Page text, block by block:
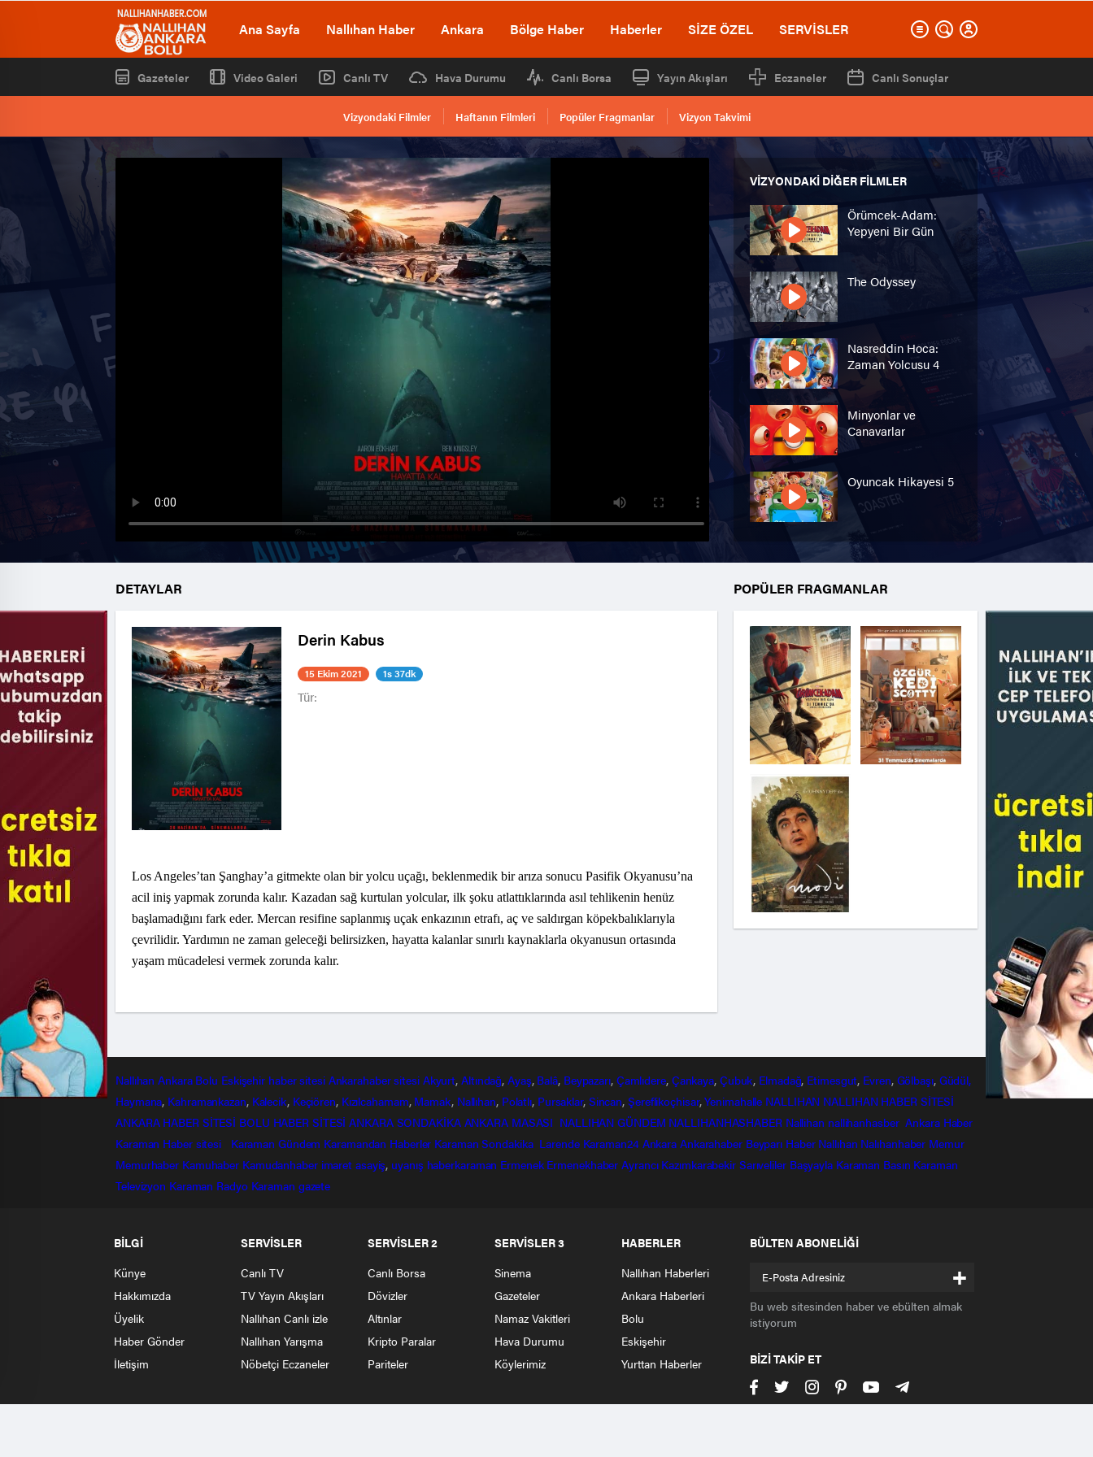
Ana Sayfa Nallıhan Haber Ankara Bölge Haber Haberler SİZE ÖZEL SERVİSLER
Gazeteler Video Galeri Canlı TV Hava Durumu Canlı Borsa Yayın Akışları Eczaneler Canlı Sonuçlar
Vizyondaki Filmler Haftanın Filmleri Popüler Fragmanlar Vizyon Takvimi
VIZYONDAKI DIĞER FILMLER
Örümcek-Adam:
Yepyeni Bir Gün
The Odyssey
Nasreddin Hoca:
Zaman Yolcusu 4
Minyonlar ve
Canavarlar
Oyuncak Hikayesi 5
Özgür Kedi Scotty
Hannas 3
Saplantı
Modi: Deliliğin
Kanadında Üç Gün
DETAYLAR
Derin Kabus
15 Ekim 2021 1s 37dk
Tür:
Los Angeles’tan Şanghay’a gitmekte olan bir yolcu uçağı, beklenmedik bir arıza sonucu Pasifik Okyanusu’na
acil iniş yapmak zorunda kalır. Kazadan sağ kurtulan yolcular, ilk şoku atlattıklarında asıl tehlikenin henüz
başlamadığını fark eder. Mercan resifine saplanmış uçak enkazının etrafı, aç ve saldırgan köpekbalıklarıyla
çevrilidir. Yardımın ne zaman geleceği belirsizken, hayatta kalanlar sınırlı kaynaklarla okyanusun ortasında
yaşam mücadelesi vermek zorunda kalır.
POPÜLER FRAGMANLAR
Nallıhan Ankara Bolu Eskişehir haber sitesi Ankarahabersitesi Akyurt,Altındağ,Ayaş, Balâ, Beypazarı, Çamlıdere, Çankaya, Çubuk, Elmadağ, Etimesgut, Evren, Gölbaşı, Güdül,
Haymana, Kahramankazan, Kalecik, Keçiören, Kızılcahamam, Mamak, Nallıhan, Polatlı, Pursaklar, Sincan, Şereflikoçhisar,Yenimahalle NALLIHAN NALLIHAN HABER SİTESİ
ANKARA HABER SİTESİ BOLU HABER SİTESİ ANKARA SONDAKİKA ANKARA MASASI NALLIHAN GÜNDEM NALLIHANHASHABER Nallihan nallihanhasber Ankara Haber
Karaman Haber sitesi
Karaman Gündem Karamandan Haberler Karaman Sondakika Larende Karaman24 Ankara Ankarahaber Beyparı Haber Nallıhan Nalıhanhaber Memur
Memurhaber Kamuhaber Kamudanhaber imaret asayiş, uyanış haberkaraman Ermenek Ermenekhaber Ayrancı Kazımkarabekir Sarıveliler Başyayla Karaman Basın Karaman
Televizyon Karaman Radyo Karaman gazete
BİLGİ
Künye
Hakkımızda
Üyelik
Haber Gönder
İletişim
SERVİSLER
Canlı TV
TV Yayın Akışları
Nallıhan Canlı izle
Nallıhan Yarışma
Nöbetçi Eczaneler
SERVİSLER 2
Canlı Borsa
Dövizler
Altınlar
Kripto Paralar
Pariteler
SERVİSLER 3
Sinema
Gazeteler
Namaz Vakitleri
Hava Durumu
Köylerimiz
HABERLER
Nallıhan Haberleri
Ankara Haberleri
Bolu
Eskişehir
Yurttan Haberler
BÜLTEN ABONELİĞİ
+
Bu web sitesinden haber ve ebülten almak
istiyorum
BİZİ TAKİP ET